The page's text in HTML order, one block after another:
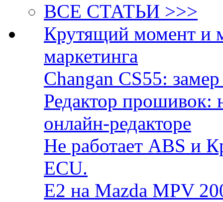
ВСЕ СТАТЬИ >>>
Крутящий момент и
маркетинга
Changan CS55:
Редактор прошивок:
онлайн-редакторе
Не работает ABS и
ECU.
E2 на Mazda MPV